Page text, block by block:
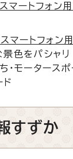
マートフォン
マートフォン
景色をパシャ
・モータース
すずか